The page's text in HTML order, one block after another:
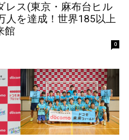
レス(東京・麻布台ヒル
人を達成！世界185以上
館
0